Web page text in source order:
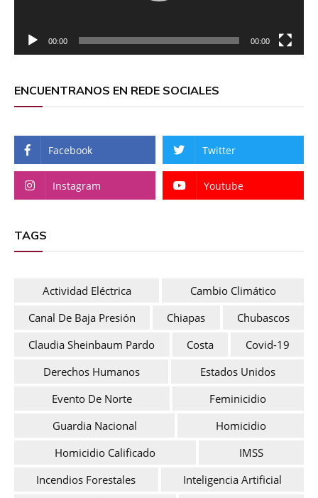
00:00 00:00
ENCUENTRANOS EN REDE SOCIALES
Facebook Twitter
Instagram Youtube
TAGS
Actividad Eléctrica
Cambio Climático
Canal De Baja Presión
Chiapas
Chubascos
Claudia Sheinbaum Pardo
Costa
Covid-19
Derechos Humanos
Estados Unidos
Evento De Norte
Feminicidio
Guardia Nacional
Homicidio
Homicidio Calificado
IMSS
Incendios Forestales
Inteligencia Artificial